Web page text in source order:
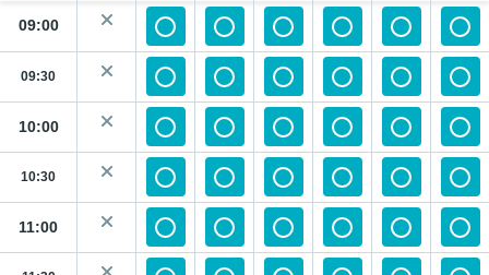
09:00
09:30
10:00
10:30
11:00